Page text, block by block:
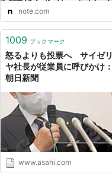
note.com
1009 ブックマーク
怒るよりも投票へ サイゼリ
ヤ社長が従業員に呼びかけ：
朝日新聞
www.asahi.com